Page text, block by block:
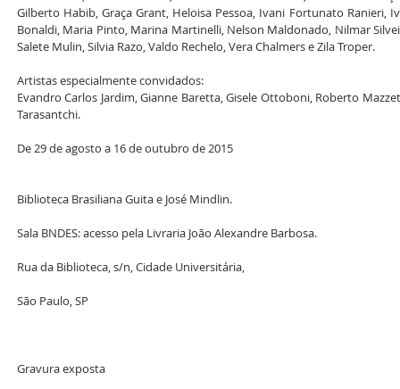
Gilberto Habib, Graça Grant, Heloisa Pessoa, Ivani Fortunato Ranieri,
Bonaldi, Maria Pinto, Marina Martinelli, Nelson Maldonado, Nilmar
Salete Mulin, Silvia Razo, Valdo Rechelo, Vera Chalmers e Zila Troper.
Artistas especialmente convidados:
Evandro Carlos Jardim, Gianne Baretta, Gisele Ottoboni, Roberto
Tarasantchi.
De 29 de agosto a 16 de outubro de 2015
Biblioteca Brasiliana Guita e José Mindlin.
Sala BNDES: acesso pela Livraria João Alexandre Barbosa.
Rua da Biblioteca, s/n, Cidade Universitária,
São Paulo, SP
Gravura exposta